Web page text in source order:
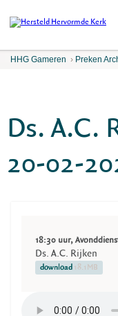
HHG Gameren › Preken
Ds. A.C.
20-02-
18:30 uur,
Ds. A.C. Rijken
download 18.1MB